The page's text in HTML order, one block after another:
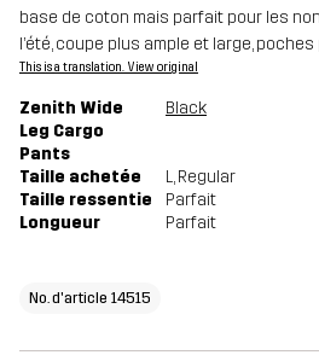
base de coton mais parfait pour les
l’été, coupe plus ample et large,
This is a translation. View original
Zenith Wide
Leg Cargo
Pants
Black
Taille achetée L, Regular
Taille ressentie
Parfait
Longueur
Parfait
No. d'article 14515